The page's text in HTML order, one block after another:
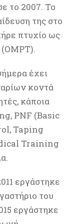
το 2007. Το
της στο
πτυχίο ως
έχει
κοντά
κάποια
PNF (Basic
Taping
Training
εργάστηκε
του
εργάστηκε